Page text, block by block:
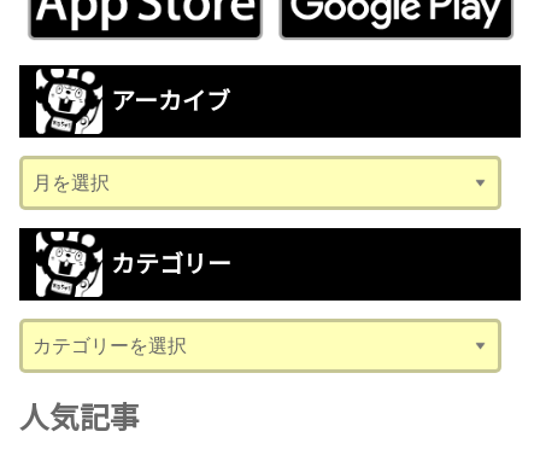
アーカイブ
ー
カ
ブ
カテゴリー
テ
ゴ
リ
人気記事